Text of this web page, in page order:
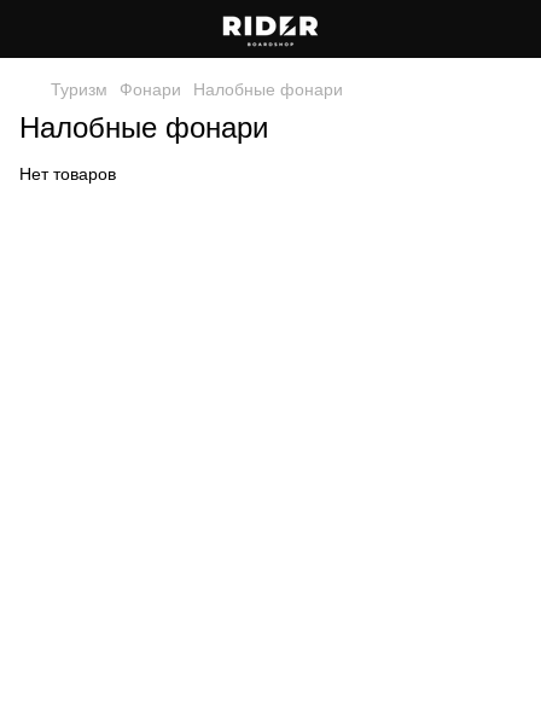
Туризм Фонари Налобные фонари
Налобные фонари
Нет товаров